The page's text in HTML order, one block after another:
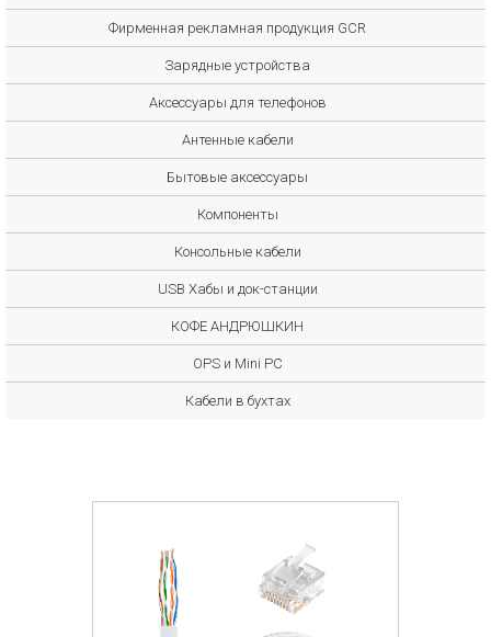
Фирменная рекламная продукция GCR
Зарядные устройства
Аксессуары для телефонов
Антенные кабели
Бытовые аксессуары
Компоненты
Консольные кабели
USB Хабы и док-станции
КОФЕ АНДРЮШКИН
OPS и Mini PC
Кабели в бухтах